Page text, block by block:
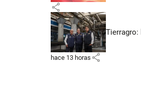
share
Tierragro:
hace 13 horas share